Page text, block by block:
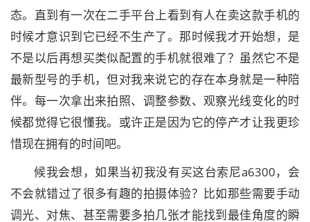
态。直到有一次在二手平台上看到有人在卖这款手机的
时候才意识到它已经不生产了。那时候我才开始想，是
不是以后再想买类似配置的手机就很难了？虽然它不是
最新型号的手机，但对我来说它的存在本身就是一种陪
伴。每一次拿出来拍照、调整参数、观察光线变化的时
候都觉得它很懂我。或许正是因为它的停产才让我更珍
惜现在拥有的时间吧。
候我会想，如果当初我没有买这台索尼a6300，会
不会就错过了很多有趣的拍摄体验？比如那些需要手动
调光、对焦、甚至需要多拍几张才能找到最佳角度的瞬